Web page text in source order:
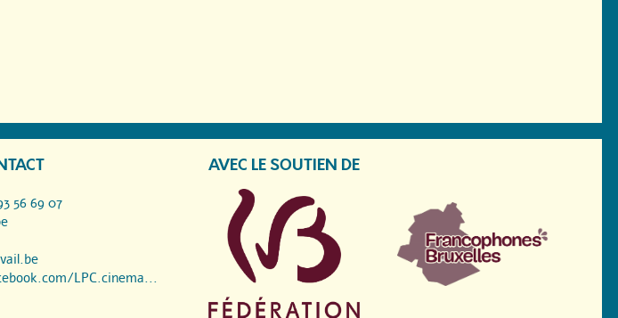
56 69 07
LPC.cinema...
AVEC LE SOUTIEN DE